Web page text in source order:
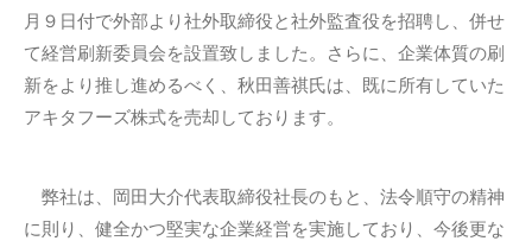
月９日付で外部より社外取締役と社外監査役を招聘し、併せ
て経営刷新委員会を設置致しました。さらに、企業体質の刷
新をより推し進めるべく、秋田善祺氏は、既に所有していた
アキタフーズ株式を売却しております。
弊社は、岡田大介代表取締役社長のもと、法令順守の精神
に則り、健全かつ堅実な企業経営を実施しており、今後更な